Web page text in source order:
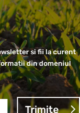
si fii la curent
din domeniul
Trimite